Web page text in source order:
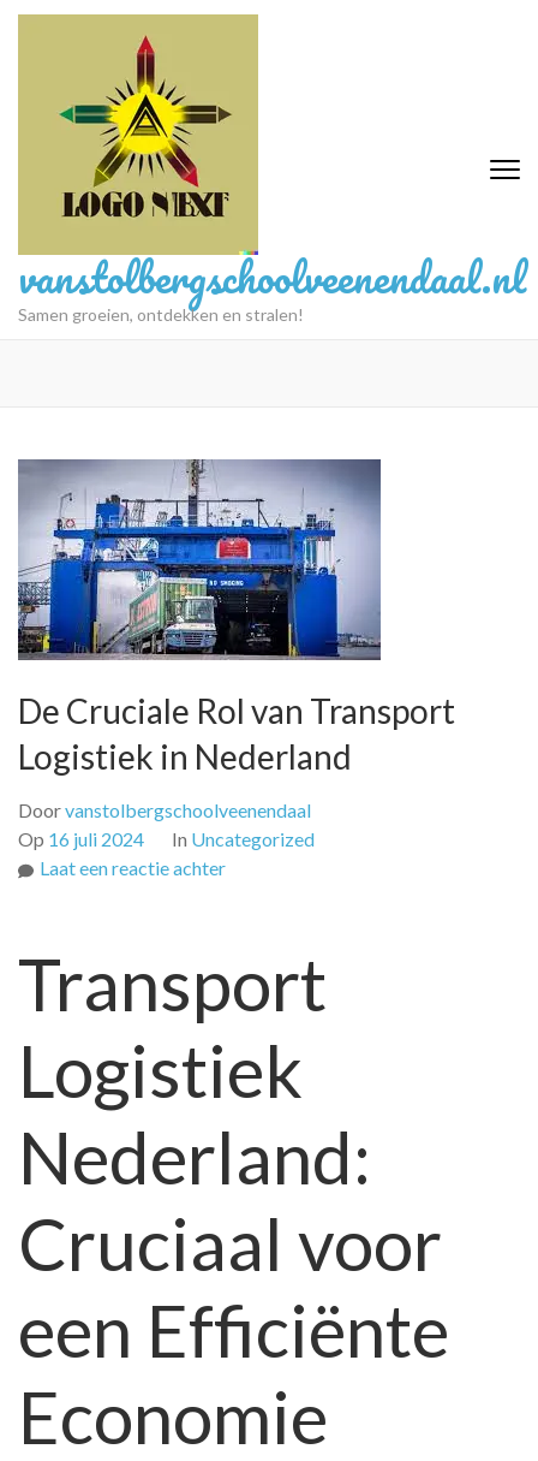
Ga
vanstolbergschoolveenendaal.nl
Samen groeien, ontdekken en stralen!
De Cruciale Rol van Transport
Logistiek in Nederland
Doorvanstolbergschoolveenendaal
Op 16 juli 2024 In Uncategorized
Laat een reactie achterop
van
Transport
Logistiek
in
Nederland
Transport
Logistiek
Nederland:
Cruciaal voor
een Efficiënte
Economie